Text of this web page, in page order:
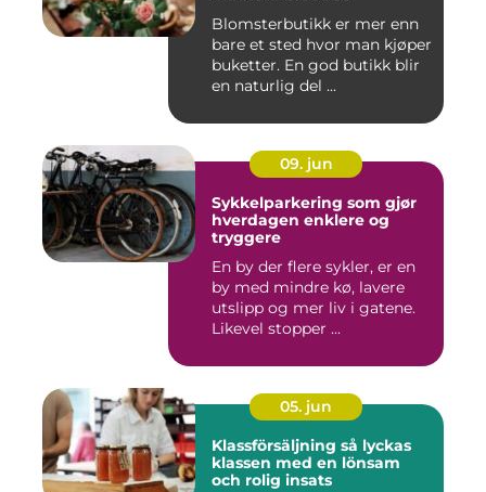
Blomsterbutikk er mer enn
bare et sted hvor man kjøper
buketter. En god butikk blir
en naturlig del ...
09. jun
Sykkelparkering som gjør
hverdagen enklere og
tryggere
En by der flere sykler, er en
by med mindre kø, lavere
utslipp og mer liv i gatene.
Likevel stopper ...
05. jun
Klassförsäljning så lyckas
klassen med en lönsam
och rolig insats